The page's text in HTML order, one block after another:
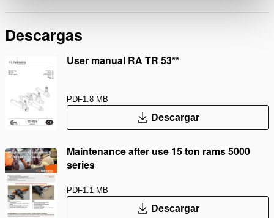
Descargas
User manual RA TR 53**
PDF1.8 MB
Descargar
Maintenance after use 15 ton rams 5000
series
PDF1.1 MB
Descargar